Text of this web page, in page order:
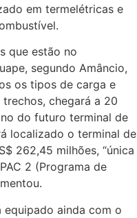
em termelétricas e
que estão no
segundo Amâncio,
os tipos de carga e
chegará a 20
do futuro terminal de
localiza­do o terminal de
262,45 milhões, “única
2 (Programa de
ainda com o